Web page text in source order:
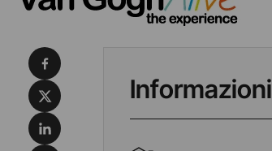
Condividi su Facebook
Condividi su X
Condividi su LinkedIn